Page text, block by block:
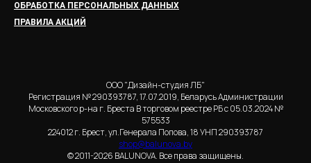
ОБРАБОТКА ПЕРСОНАЛЬНЫХ ДАННЫХ
ПРАВИЛА АКЦИЙ
ООО "Дизайн-студия ЛБ"
Регистрация № 290393787, 17.07.2019, Беларусь Администрации
Московского р-на г. Бреста В торговом реестре РБ с 05.03.2024 №
575533
224012 г. Брест, ул.Генерала Попова, 18 УНП 290393787
shop@balunova.by
© 2011-2026 BALUNOVA. Все права защищены.